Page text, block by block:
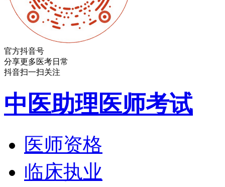
官方抖音号
分享更多医考日常
抖音扫一扫关注
中医助理医师考试
医师资格
临床执业